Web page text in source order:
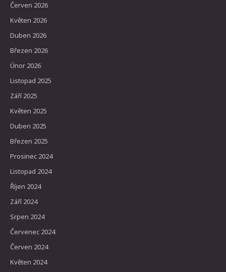
Červen 2026
Květen 2026
Duben 2026
Březen 2026
Únor 2026
Listopad 2025
Září 2025
Květen 2025
Duben 2025
Březen 2025
Prosinec 2024
Listopad 2024
Říjen 2024
Září 2024
Srpen 2024
Červenec 2024
Červen 2024
Květen 2024